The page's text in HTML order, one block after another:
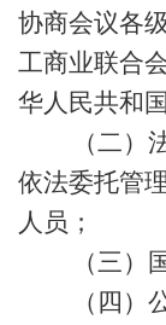
协商会议各
工商业联合
华人民共和
（二）
依法委托管
人员；
（三）
（四）